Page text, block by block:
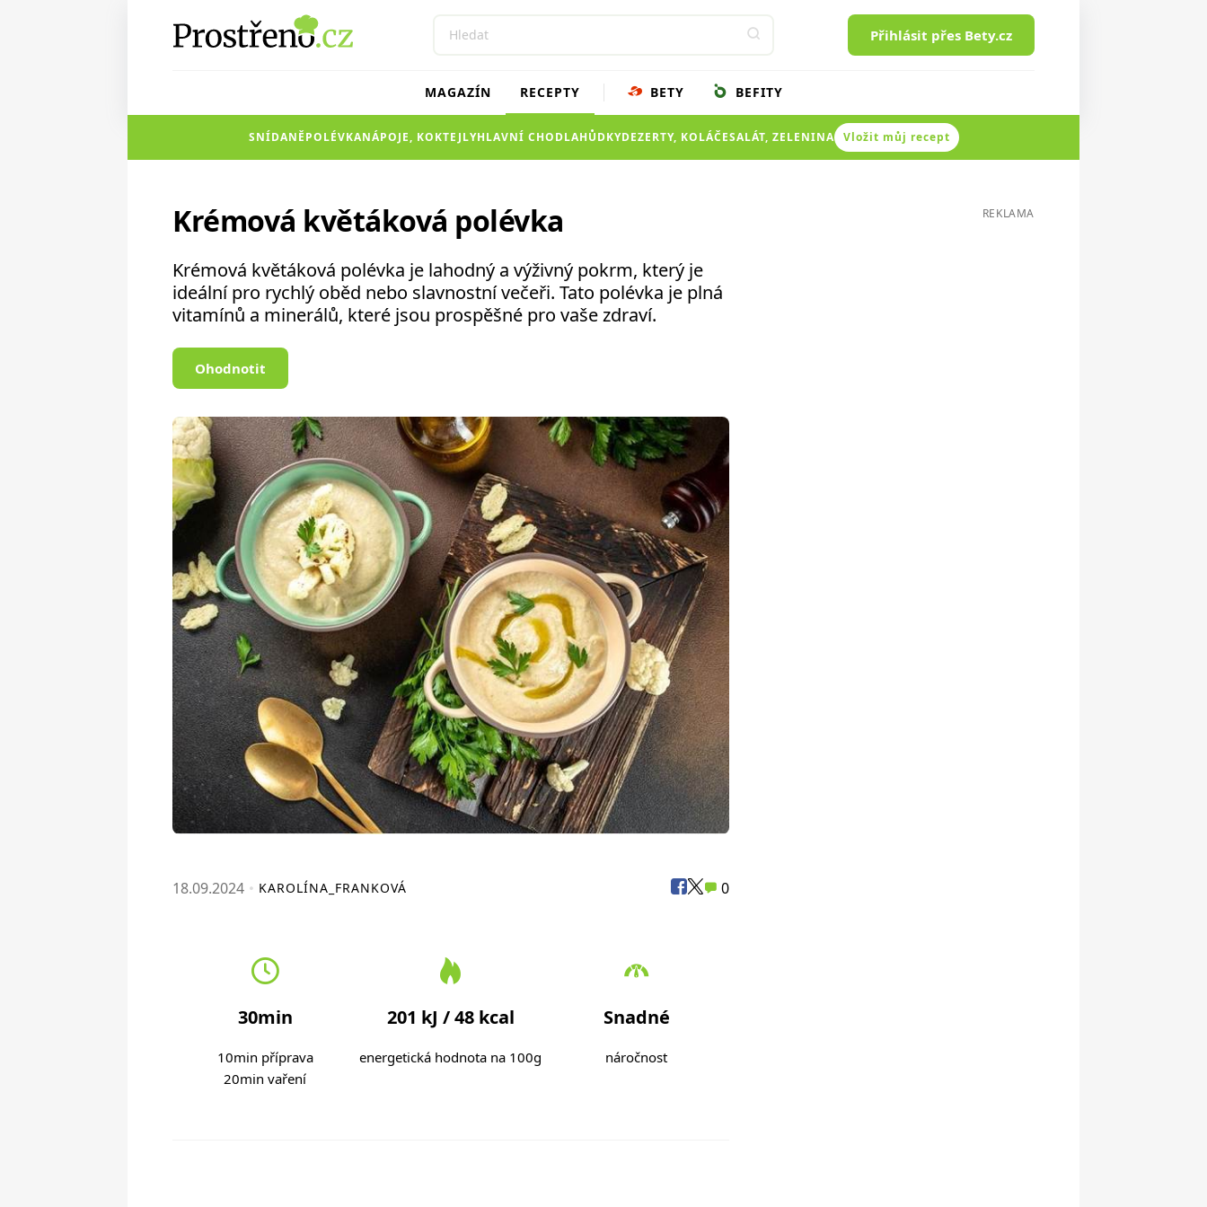
Přihlásit přes Bety.cz
MAGAZÍN RECEPTY BETY BEFITY
SNÍDANĚPOLÉVKANÁPOJE, KOKTEJLYHLAVNÍ CHODLAHŮDKYDEZERTY, KOLÁČESALÁT, ZELENINA Vložit můj recept
Krémová květáková polévka
Krémová květáková polévka je lahodný a výživný pokrm, který je
ideální pro rychlý oběd nebo slavnostní večeři. Tato polévka je plná
vitamínů a minerálů, které jsou prospěšné pro vaše zdraví.
Ohodnotit
18.09.2024 KAROLÍNA_FRANKOVÁ 0
30min
10min příprava
20min vaření
201 kJ / 48 kcal
energetická hodnota na 100g
Snadné
náročnost
REKLAMA